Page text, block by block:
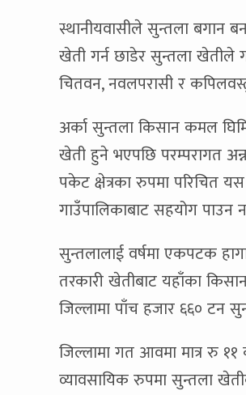
स्थानीयवासीले सुन्तला बगान
खेती गर्न छाडेर सुन्तला खेतीले
चितवन, नवलपरासी र
अर्का सुन्तला किसान कमल
खेती हुने भएपछि परम्परागत
पकेट क्षेत्रका रुपमा परिचित
गाउँपालिकाबाट सहयोग पाउन
सुन्तलालाई वर्षमा एकपटक
तरकारी खेतीबाट यहाँका
जिल्लामा पाँच हजार ६६० टन
जिल्लामा गत आवमा मात्र रु ११
व्यावसायिक रुपमा सुन्तला